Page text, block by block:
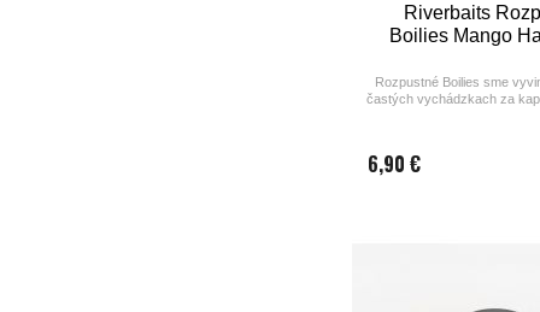
Riverbaits
Boilies Mango
Rozpustné Boilies sme
častých vychádzkach za
6,90 €